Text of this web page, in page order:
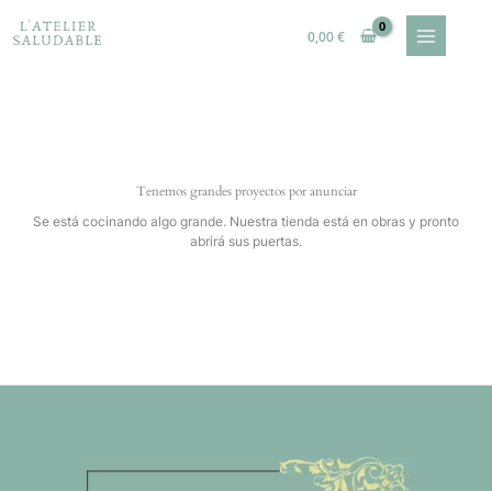
contenido
0,00€
Tenemos grandes proyectos por anunciar
Se está cocinando algo grande. Nuestra tienda está en obras y pronto
abrirá sus puertas.